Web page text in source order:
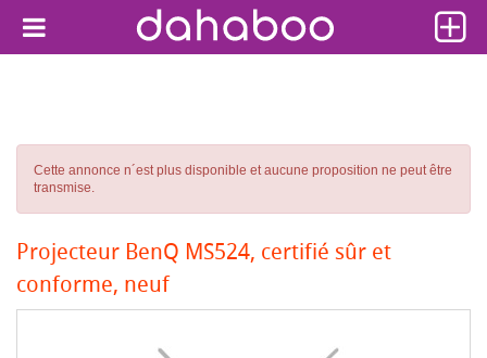
Cette annonce n´est plus disponible et aucune proposition ne peut être
transmise.
Projecteur BenQ MS524, certifié sûr et
conforme, neuf